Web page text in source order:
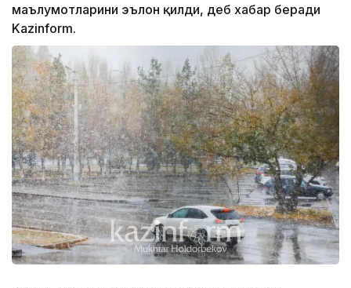
маълумотларини эълон қилди, деб хабар беради
Kazinform.